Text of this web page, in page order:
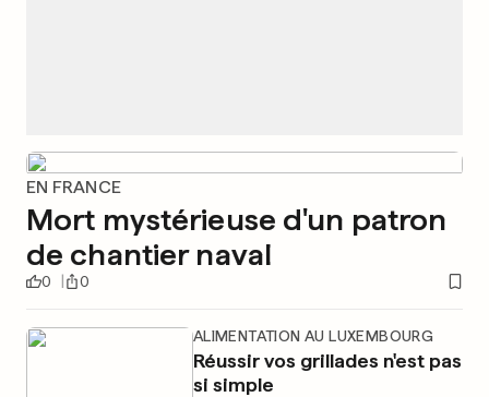
EN FRANCE
Mort mystérieuse d'un patron
de chantier naval
0 0
ALIMENTATION AU LUXEMBOURG
Réussir vos grillades n'est pas
si simple